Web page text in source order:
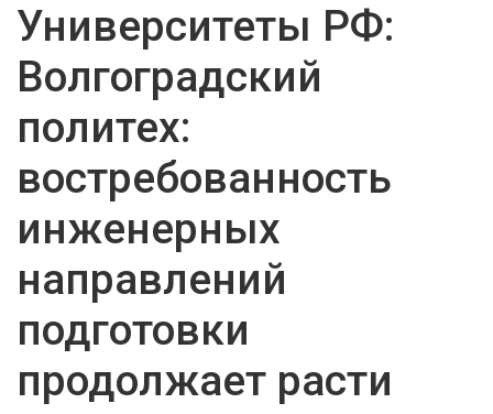
Университеты РФ:
Волгоградский
политех:
востребованность
инженерных
направлений
подготовки
продолжает расти